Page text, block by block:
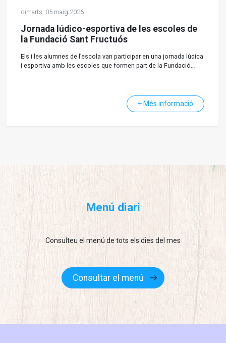
dimarts, 05 maig 2026
Jornada lúdico-esportiva de les escoles de
la Fundació Sant Fructuós
Els i les alumnes de l’escola van participar en una jornada lúdica
i esportiva amb les escoles que formen part de la Fundació
+ Més informació
Menú diari
Consulteu el menú de tots els dies del mes
Consultar el menú